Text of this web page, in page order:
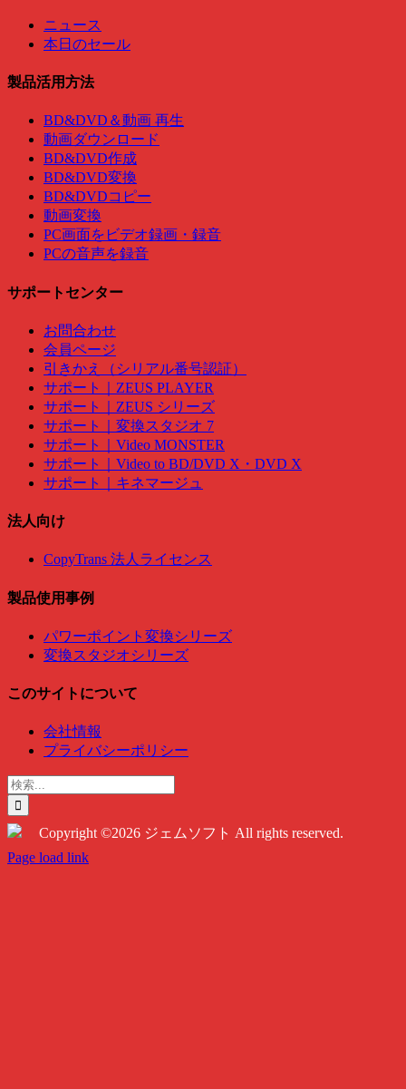
ニュース
本日のセール
製品活用方法
BD&DVD＆動画 再生
動画ダウンロード
BD&DVD作成
BD&DVD変換
BD&DVDコピー
動画変換
PC画面をビデオ録画・録音
PCの音声を録音
サポートセンター
お問合わせ
会員ページ
引きかえ（シリアル番号認証）
サポート｜ZEUS PLAYER
サポート｜ZEUS シリーズ
サポート｜変換スタジオ 7
サポート｜Video MONSTER
サポート｜Video to BD/DVD X・DVD X
サポート｜キネマージュ
法人向け
CopyTrans 法人ライセンス
製品使用事例
パワーポイント変換シリーズ
変換スタジオシリーズ
このサイトについて
会社情報
プライバシーポリシー
検
索
…
Copyright ©2026 ジェムソフト All rights reserved.
Twitter
Instagram
Facebook
Page load link